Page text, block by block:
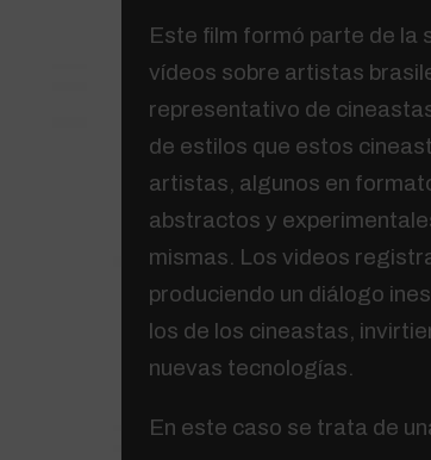
Este film formó parte de la
vídeos sobre artistas
representativo de
de estilos que estos
artistas, algunos en
abstractos y
mismas. Los videos
produciendo un diálogo
los de los cineastas,
nuevas tecnologías.
En este caso se trata de